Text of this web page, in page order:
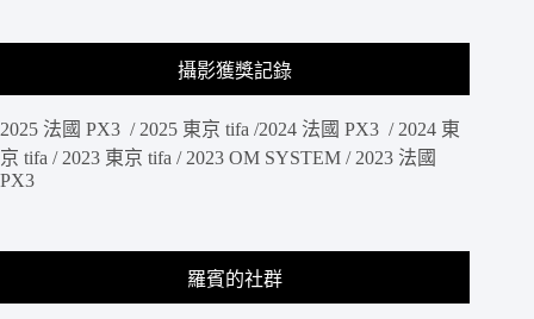
攝影獲獎記錄
2025 法國 PX3 / 2025 東京 tifa /2024 法國 PX3 / 2024 東
京 tifa / 2023 東京 tifa / 2023 OM SYSTEM / 2023 法國
PX3
羅賓的社群